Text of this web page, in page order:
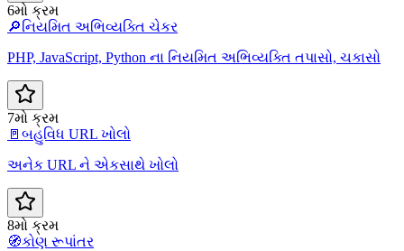
6મો ક્રમ
🔎નિયમિત અભિવ્યક્તિ ચેકર
PHP, JavaScript, Python ના નિયમિત અભિવ્યક્તિ તપાસો, ચકાસો
7મો ક્રમ
🚪 બહુવિધ URL ખોલો
અનેક URL ને એકસાથે ખોલો
8મો ક્રમ
🧭કોણ રૂપાંતર